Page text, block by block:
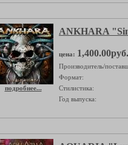
подробнее...
ANKHARA
цена: 1,400.00руб.
Производитель/
Формат:
Стилистика:
Год выпуска: